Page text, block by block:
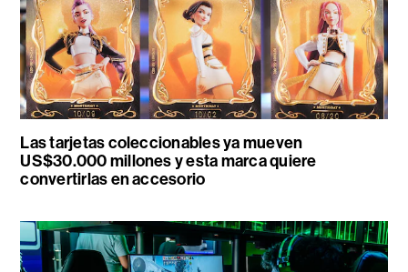
Las tarjetas coleccionables ya mueven
US$30.000 millones y esta marca quiere
convertirlas en accesorio